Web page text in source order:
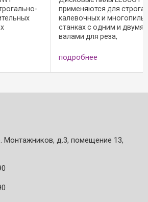
двумя
пород
строгально-
станки; - многопильные
с одним и двумя
точного продольного
древесине и древесно-
стружечных
Исполнение: - двойные
подробнее
Монтажников, д.3, помещение 13,